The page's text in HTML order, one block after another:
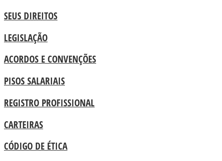
SEUS DIREITOS
LEGISLAÇÃO
ACORDOS E CONVENÇÕES
PISOS SALARIAIS
REGISTRO PROFISSIONAL
CARTEIRAS
CÓDIGO DE ÉTICA